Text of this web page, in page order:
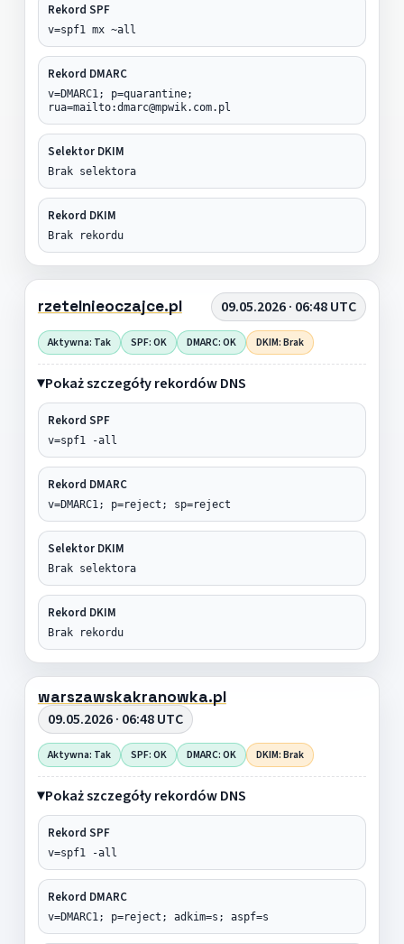
Rekord SPF
v=spf1 mx ~all
Rekord DMARC
v=DMARC1; p=quarantine;
rua=mailto:dmarc@mpwik.com.pl
Selektor DKIM
Brak selektora
Rekord DKIM
Brak rekordu
rzetelnieoczajce.pl 09.05.2026 · 06:48 UTC
Aktywna: Tak SPF: OK DMARC: OK DKIM: Brak
Pokaż szczegóły rekordów DNS
Rekord SPF
v=spf1 -all
Rekord DMARC
v=DMARC1; p=reject; sp=reject
Selektor DKIM
Brak selektora
Rekord DKIM
Brak rekordu
warszawskakranowka.pl
09.05.2026 · 06:48 UTC
Aktywna: Tak SPF: OK DMARC: OK DKIM: Brak
Pokaż szczegóły rekordów DNS
Rekord SPF
v=spf1 -all
Rekord DMARC
v=DMARC1; p=reject; adkim=s; aspf=s